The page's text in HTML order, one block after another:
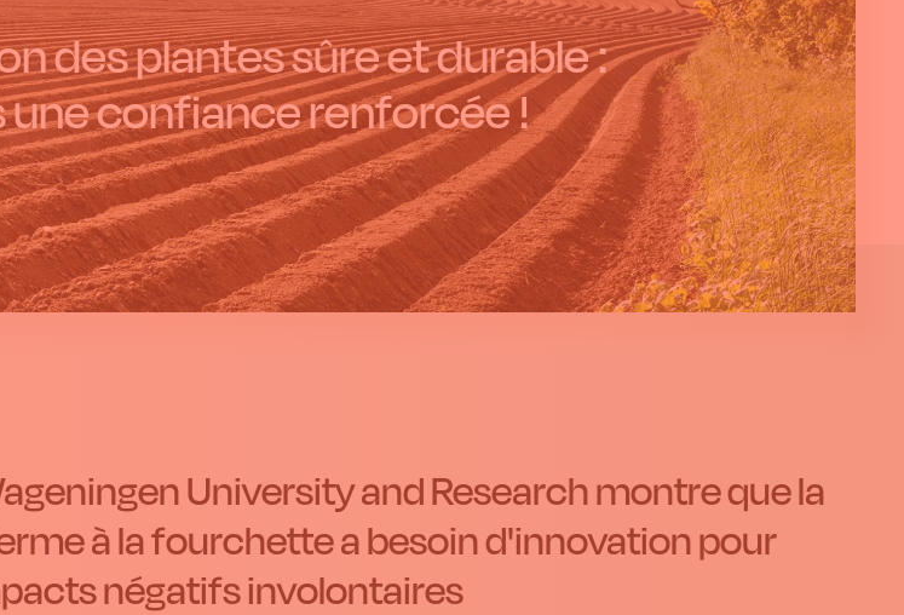
des plantes sûre et durable :
une confiance renforcée !
University and Research montre que la
à la fourchette a besoin d'innovation pour
négatifs involontaires